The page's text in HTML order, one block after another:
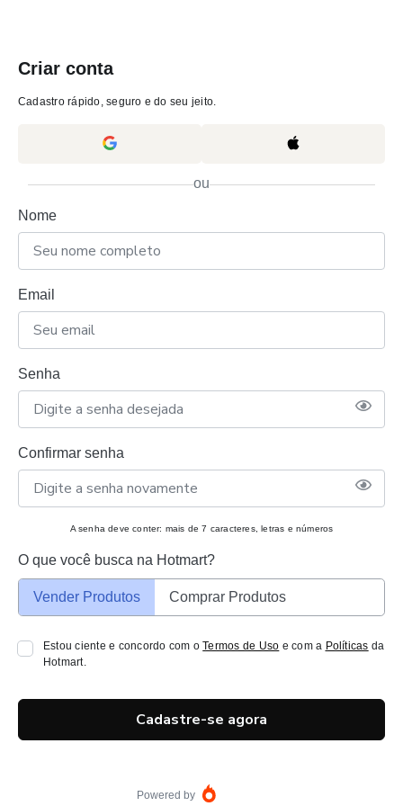
Criar conta
Cadastro rápido, seguro e do seu jeito.
ou
Nome
Email
Senha
Confirmar senha
A senha deve conter: mais de 7 caracteres, letras e números
O que você busca na Hotmart?
Vender Produtos Comprar Produtos
Estou ciente e concordo com oTermos de Uso e com a Políticas da
Hotmart.
Cadastre-se agora
Powered by